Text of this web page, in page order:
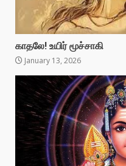
காதலே! உயிர் மூச்சாகி
January 13, 2026